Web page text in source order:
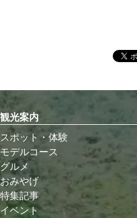
観光案内
スポット・体験
モデルコース
グルメ
おみやげ
特集記事
イベント